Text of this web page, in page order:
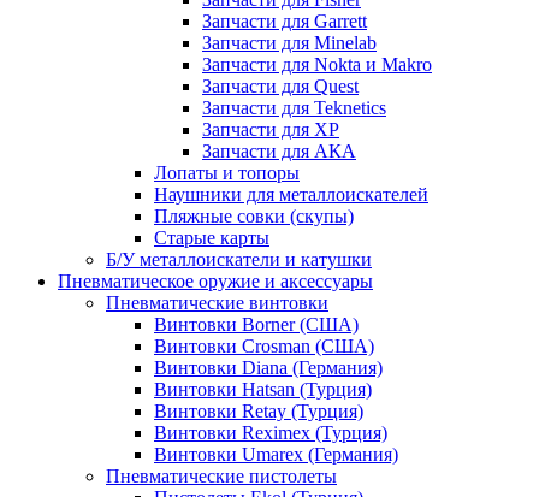
Запчасти для Garrett
Запчасти для Minelab
Запчасти для Nokta и Makro
Запчасти для Quest
Запчасти для Teknetics
Запчасти для XP
Запчасти для АКА
Лопаты и топоры
Наушники для металлоискателей
Пляжные совки (скупы)
Старые карты
Б/У металлоискатели и катушки
Пневматическое оружие и аксессуары
Пневматические винтовки
Винтовки Borner (США)
Винтовки Crosman (США)
Винтовки Diana (Германия)
Винтовки Hatsan (Турция)
Винтовки Retay (Турция)
Винтовки Reximex (Турция)
Винтовки Umarex (Германия)
Пневматические пистолеты